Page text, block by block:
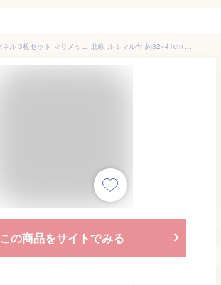
ファブリックパネル 3枚セット マリメッコ 北欧 ルミマルヤ 約32×41cm marimekko おしゃれ かわいい ファブリックボード ウォールパネル 生地 ギフト グリーン ピンク グレー
この商品をサイトでみる